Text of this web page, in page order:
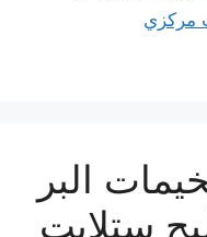
مركزي
البر
تصليح ستلايت